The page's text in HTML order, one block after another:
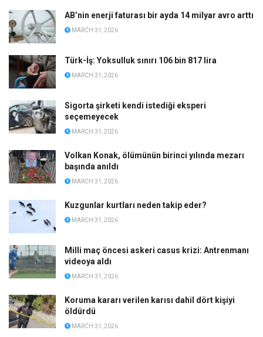
AB’nin enerji faturası bir ayda 14 milyar avro arttı
MARCH 31, 2026
Türk-İş: Yoksulluk sınırı 106 bin 817 lira
MARCH 31, 2026
Sigorta şirketi kendi istediği eksperi
seçemeyecek
MARCH 31, 2026
Volkan Konak, ölümünün birinci yılında mezarı
başında anıldı
MARCH 31, 2026
Kuzgunlar kurtları neden takip eder?
MARCH 31, 2026
Milli maç öncesi askeri casus krizi: Antrenmanı
videoya aldı
MARCH 31, 2026
Koruma kararı verilen karısı dahil dört kişiyi
öldürdü
MARCH 31, 2026